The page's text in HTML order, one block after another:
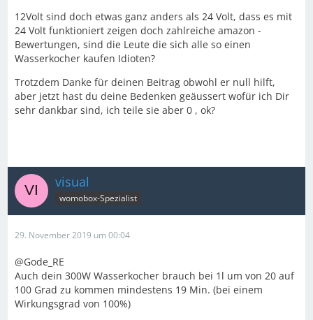
12Volt sind doch etwas ganz anders als 24 Volt, dass es mit
24 Volt funktioniert zeigen doch zahlreiche amazon -
Bewertungen, sind die Leute die sich alle so einen
Wasserkocher kaufen Idioten?
Trotzdem Danke für deinen Beitrag obwohl er null hilft,
aber jetzt hast du deine Bedenken geäussert wofür ich Dir
sehr dankbar sind, ich teile sie aber 0 , ok?
visual
womobox-Spezialist
29. November 2019 um 00:04
@Gode_RE
Auch dein 300W Wasserkocher brauch bei 1l um von 20 auf
100 Grad zu kommen mindestens 19 Min. (bei einem
Wirkungsgrad von 100%)